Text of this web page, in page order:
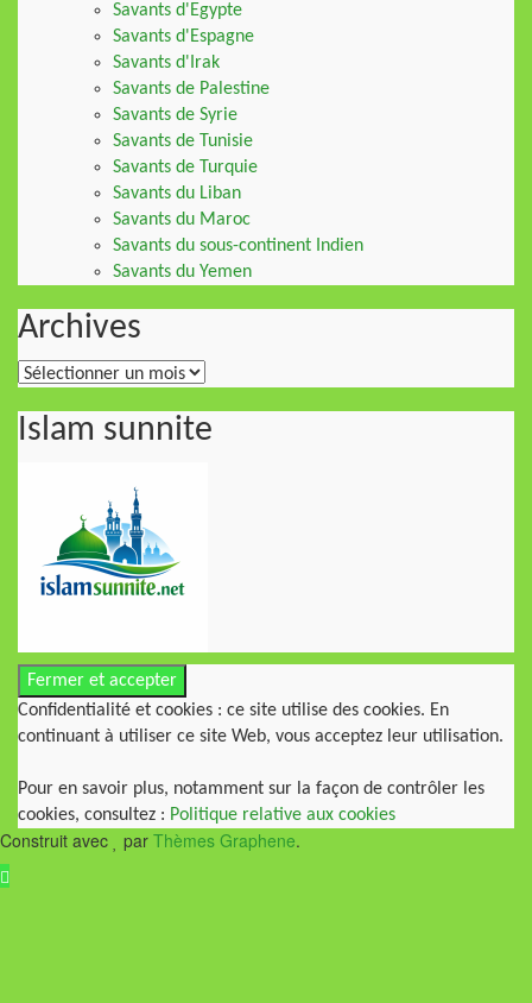
Savants d'Egypte
Savants d'Espagne
Savants d'Irak
Savants de Palestine
Savants de Syrie
Savants de Tunisie
Savants de Turquie
Savants du Liban
Savants du Maroc
Savants du sous-continent Indien
Savants du Yemen
Archives
Archives
Islam sunnite
Confidentialité et cookies : ce site utilise des cookies. En
continuant à utiliser ce site Web, vous acceptez leur utilisation.
Pour en savoir plus, notamment sur la façon de contrôler les
cookies, consultez : Politique relative aux cookies
Construit avec par Thèmes Graphene.